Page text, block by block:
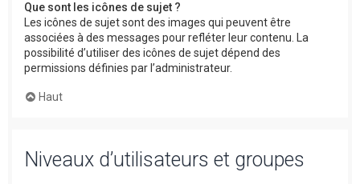
Que sont les icônes de sujet ?
Les icônes de sujet sont des images qui peuvent être
associées à des messages pour refléter leur contenu. La
possibilité d’utiliser des icônes de sujet dépend des
permissions définies par l’administrateur.
Haut
Niveaux d’utilisateurs et groupes